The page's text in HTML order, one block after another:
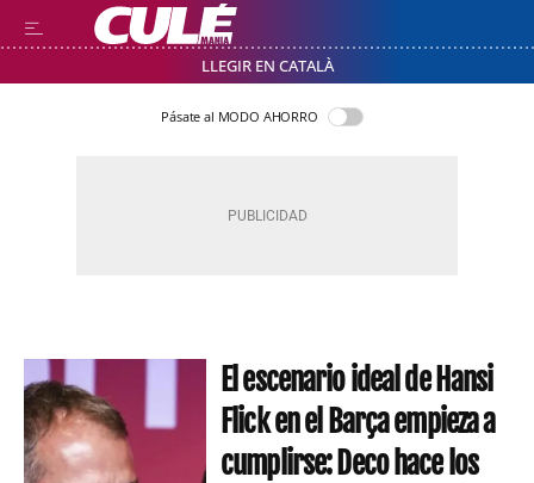
LLEGIR EN CATALÀ
Pásate al MODO AHORRO
El escenario ideal de Hansi
Flick en el Barça empieza a
cumplirse: Deco hace los